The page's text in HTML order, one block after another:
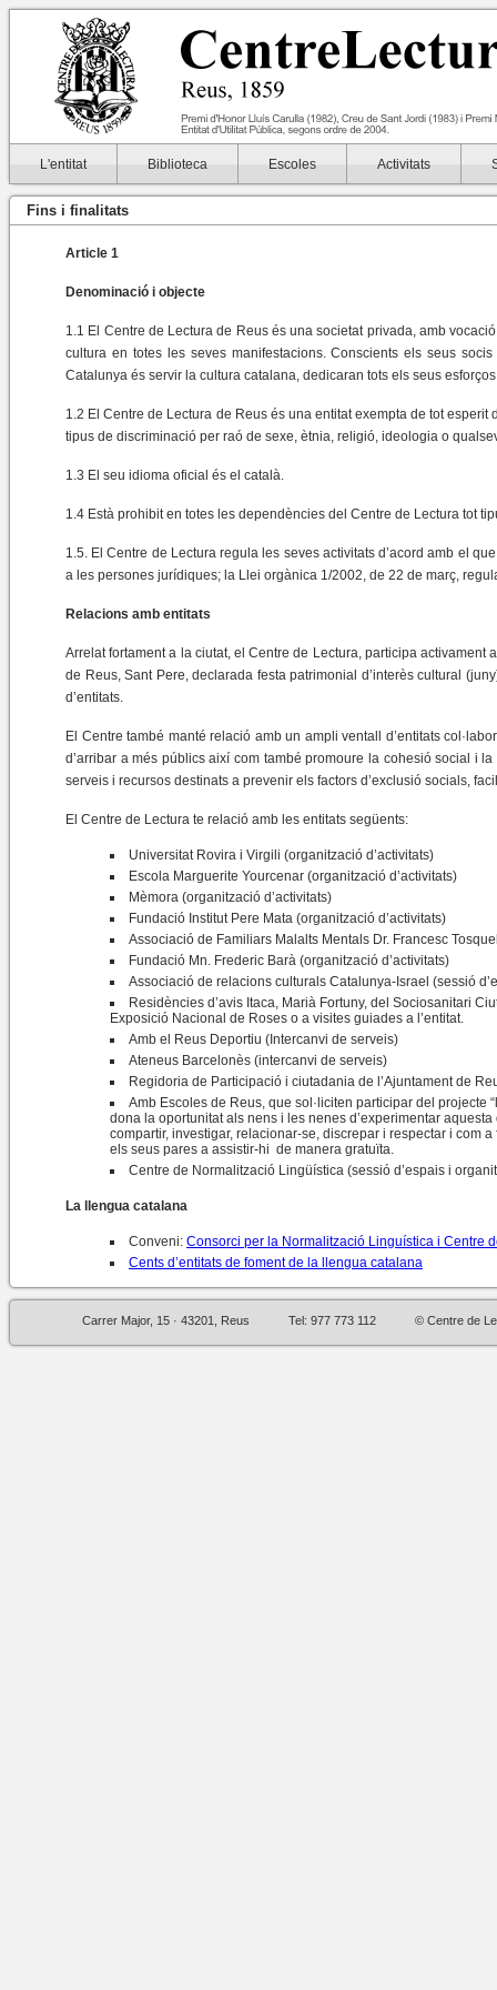
L'entitat Biblioteca Escoles Activitats
Fins i finalitats
Article 1
Denominació i objecte
1.1 El Centre de Lectura de Reus és una societat privada, amb
cultura en totes les seves manifestacions. Conscients els seus
Catalunya és servir la cultura catalana, dedicaran tots els seus
1.2 El Centre de Lectura de Reus és una entitat exempta de tot
tipus de discriminació per raó de sexe, ètnia, religió, ideologia o
1.3 El seu idioma oficial és el català.
1.4 Està prohibit en totes les dependències del Centre de Lectura tot
1.5. El Centre de Lectura regula les seves activitats d’acord amb el
a les persones jurídiques; la Llei orgànica 1/2002, de 22 de març,
Relacions amb entitats
Arrelat fortament a la ciutat, el Centre de Lectura, participa
de Reus, Sant Pere, declarada festa patrimonial d’interès cultural
d’entitats.
El Centre també manté relació amb un ampli ventall d’entitats
d’arribar a més públics així com també promoure la cohesió social i
serveis i recursos destinats a prevenir els factors d’exclusió socials,
El Centre de Lectura te relació amb les entitats següents:
Universitat Rovira i Virgili (organització d’activitats)
Escola Marguerite Yourcenar (organització d’activitats)
Mèmora (organització d’activitats)
Fundació Institut Pere Mata (organització d’activitats)
Associació de Familiars Malalts Mentals Dr. Francesc
Fundació Mn. Frederic Barà (organització d’activitats)
Associació de relacions culturals Catalunya-Israel (sessió
Residències d’avis Itaca, Marià Fortuny, del Sociosanitari
Exposició Nacional de Roses o a visites guiades a l’entitat.
Amb el Reus Deportiu (Intercanvi de serveis)
Ateneus Barcelonès (intercanvi de serveis)
Regidoria de Participació i ciutadania de l’Ajuntament de
Amb Escoles de Reus, que sol·liciten participar del projecte
dona la oportunitat als nens i les nenes d’experimentar
compartir, investigar, relacionar-se, discrepar i respectar i com
els seus pares a assistir-hi de manera gratuïta.
Centre de Normalització Lingüística (sessió d’espais i
La llengua catalana
Conveni: Consorci per la Normalització Linguística i Centre
Cents d’entitats de foment de la llengua catalana
Carrer Major, 15 · 43201, Reus Tel: 977 773 112 © Centre de